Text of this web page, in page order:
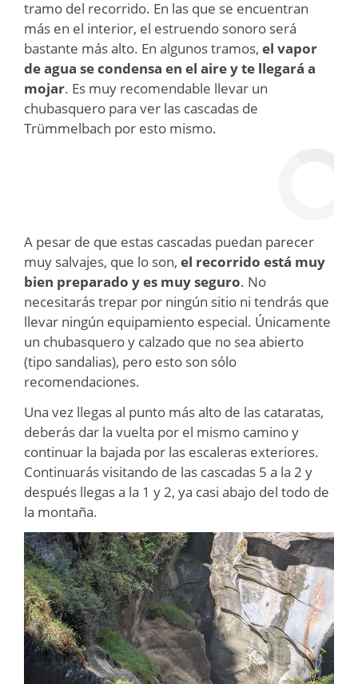
tramo del recorrido. En las que se encuentran
más en el interior, el estruendo sonoro será
bastante más alto. En algunos tramos, el vapor
de agua se condensa en el aire y te llegará a
mojar. Es muy recomendable llevar un
chubasquero para ver las cascadas de
Trümmelbach por esto mismo.
A pesar de que estas cascadas puedan parecer
muy salvajes, que lo son, el recorrido está muy
bien preparado y es muy seguro. No
necesitarás trepar por ningún sitio ni tendrás que
llevar ningún equipamiento especial. Únicamente
un chubasquero y calzado que no sea abierto
(tipo sandalias), pero esto son sólo
recomendaciones.
Una vez llegas al punto más alto de las cataratas,
deberás dar la vuelta por el mismo camino y
continuar la bajada por las escaleras exteriores.
Continuarás visitando de las cascadas 5 a la 2 y
después llegas a la 1 y 2, ya casi abajo del todo de
la montaña.